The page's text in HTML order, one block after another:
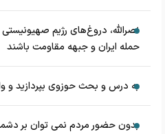
نصرالله، دروغ‌های رژیم
حمله ایران و جبهه مقاومت باشند
به درس و بحث حوزوی بپردازید و
بدون حضور مردم نمی توان بر